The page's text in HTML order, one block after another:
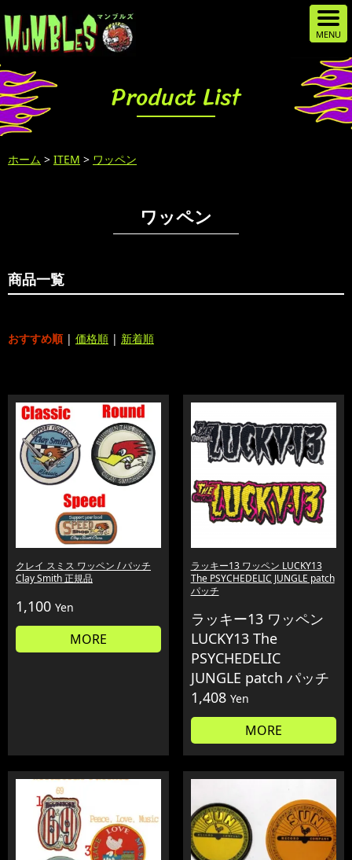
Product List
ホーム > ITEM > ワッペン
ワッペン
商品一覧
おすすめ順 | 価格順 | 新着順
クレイ スミス ワッペン / パッチ
Clay Smith 正規品
1,100 Yen
MORE
ラッキー13 ワッペン LUCKY13
The PSYCHEDELIC JUNGLE patch
パッチ
ラッキー13 ワッペン
LUCKY13 The
PSYCHEDELIC
JUNGLE patch パッチ
1,408 Yen
MORE